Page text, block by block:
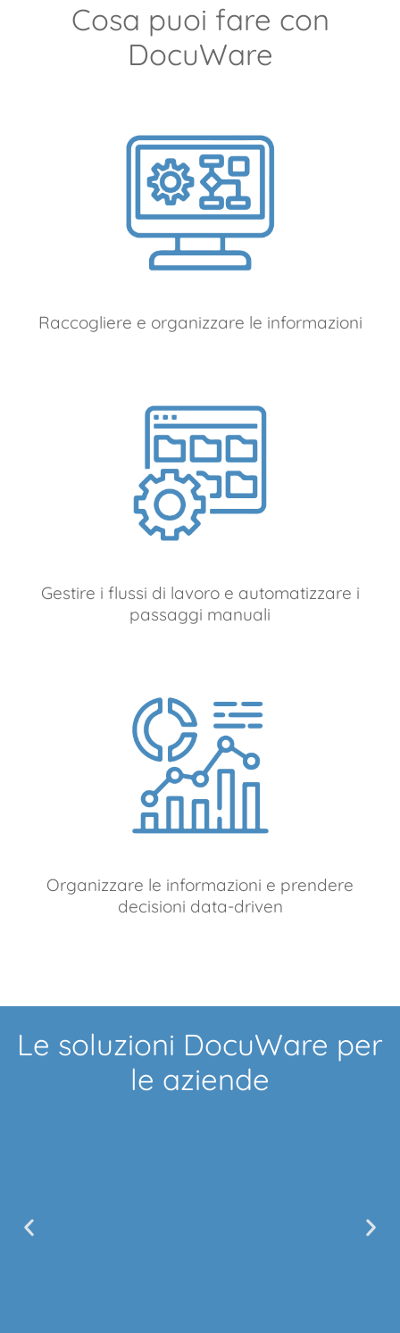
Cosa puoi fare con
DocuWare
Raccogliere e organizzare le informazioni
Gestire i flussi di lavoro e automatizzare i
passaggi manuali
Organizzare le informazioni e prendere
decisioni data-driven
Le soluzioni DocuWare per
le aziende